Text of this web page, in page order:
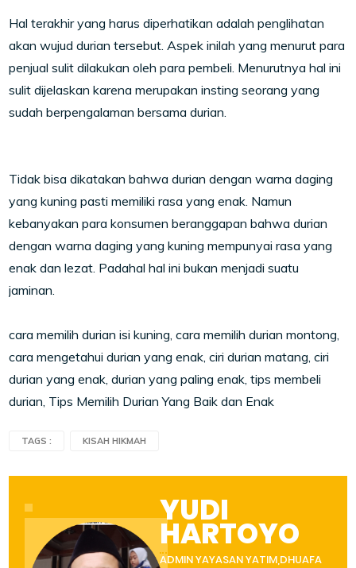
Hal terakhir yang harus diperhatikan adalah penglihatan
akan wujud durian tersebut. Aspek inilah yang menurut para
penjual sulit dilakukan oleh para pembeli. Menurutnya hal ini
sulit dijelaskan karena merupakan insting seorang yang
sudah berpengalaman bersama durian.
Tidak bisa dikatakan bahwa durian dengan warna daging
yang kuning pasti memiliki rasa yang enak. Namun
kebanyakan para konsumen beranggapan bahwa durian
dengan warna daging yang kuning mempunyai rasa yang
enak dan lezat. Padahal hal ini bukan menjadi suatu
jaminan.
cara memilih durian isi kuning, cara memilih durian montong,
cara mengetahui durian yang enak, ciri durian matang, ciri
durian yang enak, durian yang paling enak, tips membeli
durian, Tips Memilih Durian Yang Baik dan Enak
TAGS : KISAH HIKMAH
YUDI
HARTOYO
ADMIN YAYASAN YATIM,DHUAFA